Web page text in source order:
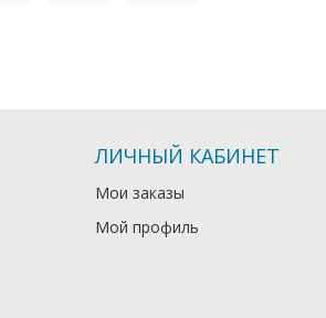
ЛИЧНЫЙ КАБИНЕТ
Мои заказы
Мой профиль